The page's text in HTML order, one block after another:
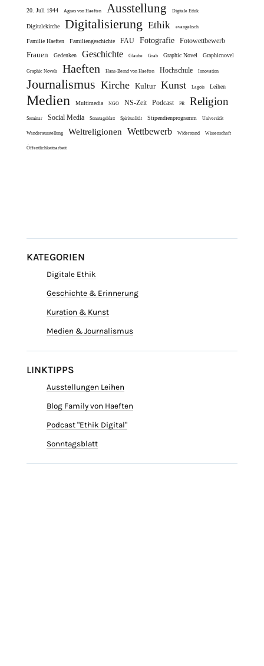
20. Juli 1944 Agnes von Haeften Ausstellung Digitale Ethik
Digitalekirche Digitalisierung Ethik evangelisch
Familie Haeften Familiengeschichte FAU Fotografie Fotowettbewerb
Frauen Gedenken Geschichte Glaube Grab Graphic Novel Graphicnovel
Graphic Novels Haeften Hans-Bernd von Haeften Hochschule Innovation
Journalismus Kirche Kultur Kunst Lagois Leihen
Medien Multimedia NGO NS-Zeit Podcast PR Religion
Seminar Social Media Sonntagsblatt Spiritualität Stipendienprogramm Universität
Wanderausstellung Weltreligionen Wettbewerb Widerstand Wissenschaft
Öffentlichkeitsarbeit
KATEGORIEN
Digitale Ethik
Geschichte & Erinnerung
Kuration & Kunst
Medien & Journalismus
LINKTIPPS
Ausstellungen Leihen
Blog Family von Haeften
Podcast "Ethik Digital"
Sonntagsblatt